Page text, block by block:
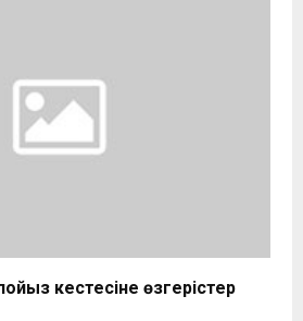
кестесіне өзгерістер